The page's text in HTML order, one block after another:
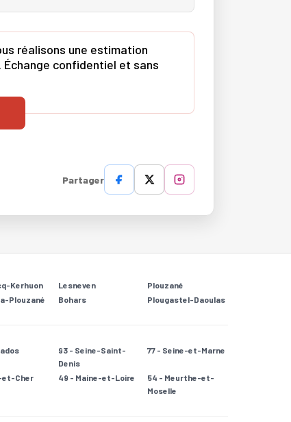
réalisons une estimation
confidentiel et sans
Partager
Kerhuon Lesneven
Plouzané
Plouzané Bohars
Plougastel-Daoulas
93 - Seine-Saint-
Denis
77 - Seine-et-Marne
et-Cher 49 - Maine-et-Loire
54 - Meurthe-et-
Moselle